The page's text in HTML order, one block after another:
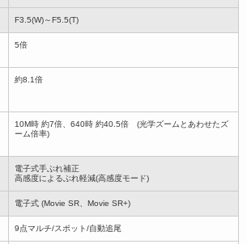
F3.5(W)～F5.5(T)
5倍
約8.1倍
10M時 約7倍、640時 約40.5倍 (光学ズームとあわせたズ
ーム倍率)
電子式手ぶれ補正
高感度によるぶれ軽減(高感度モード)
電子式 (Movie SR、Movie SR+)
9点マルチ/スポット/自動追尾